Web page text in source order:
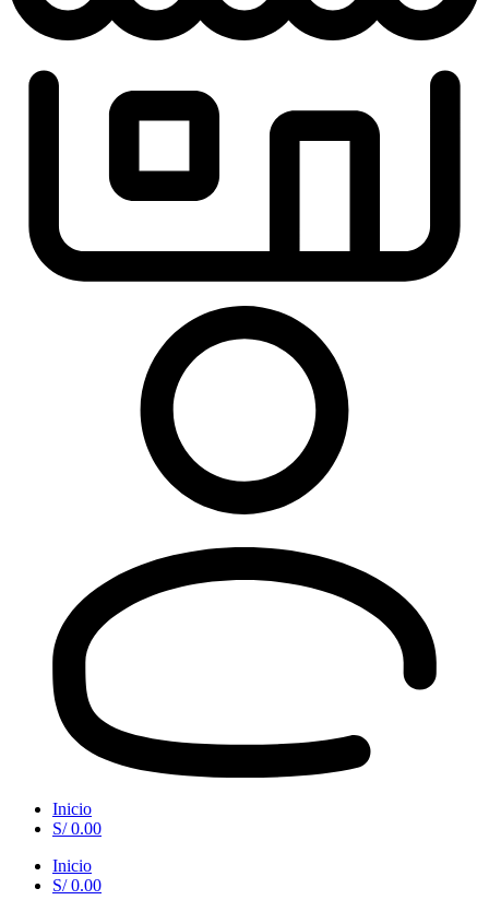
Inicio
S/0.00
Inicio
S/0.00